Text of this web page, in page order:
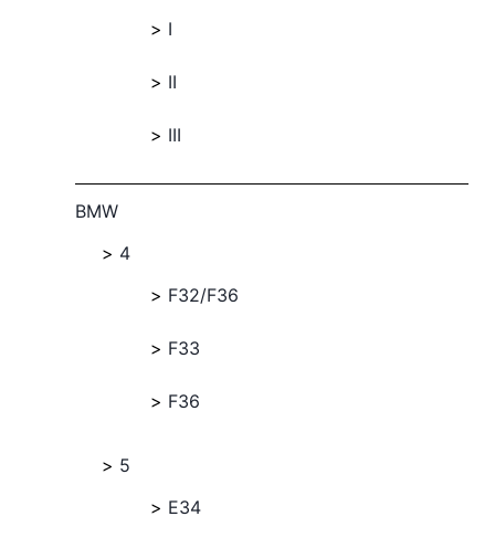
I
II
III
BMW
4
F32/F36
F33
F36
5
E34